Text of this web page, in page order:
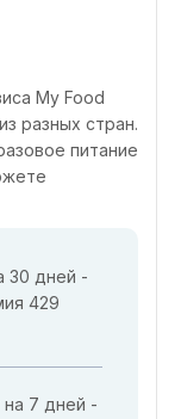
My Food
разных стран.
питание
30 дней -
429
7 дней -